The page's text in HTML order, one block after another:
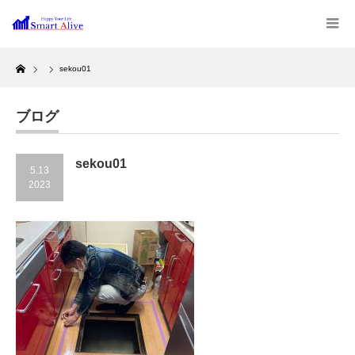
Home
sekou01
ブログ
5.13
2023
sekou01